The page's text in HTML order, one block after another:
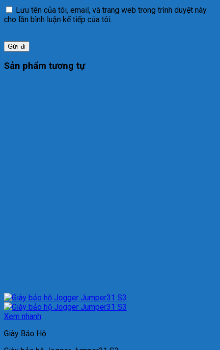
Lưu tên của tôi, email, và trang web trong trình duyệt này
cho lần bình luận kế tiếp của tôi.
Sản phẩm tương tự
Xem nhanh
Giày Bảo Hộ